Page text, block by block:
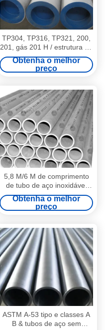
TP304, TP316, TP321, 200,
201, gás 201 H / estrutura de
tubos de aço sem costura
aço inoxidável / tubos
Obtenha o melhor
preço
5,8 M/6 M de comprimento
de tubo de aço inoxidável
sem costura com JISG3467,
DIN17175, GB5310
Obtenha o melhor
preço
ASTM A-53 tipo e classes A
B & tubos de aço sem